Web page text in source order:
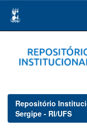
navigation
Repositório
Sergipe - RI/UFS